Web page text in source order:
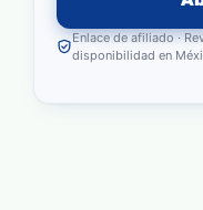
Enlace de afiliado ·
disponibilidad en